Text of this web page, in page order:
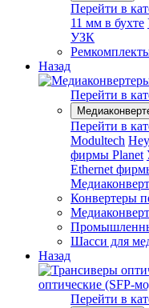
Перейти в
11 мм в бухте
УЗК
Назад
Перейти в
Перейти в
Modultech
фирмы Planet
Ethernet
Конвертеры
Шасси для
Назад
оптические (SFP-
Перейти в